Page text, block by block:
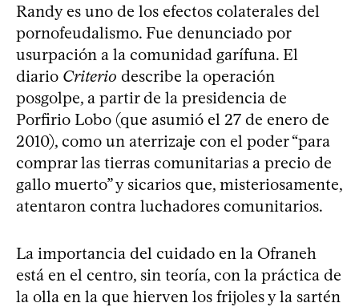
Randy es uno de los efectos colaterales del
pornofeudalismo. Fue denunciado por
usurpación a la comunidad garífuna. El
diario Criterio describe la operación
posgolpe, a partir de la presidencia de
Porfirio Lobo (que asumió el 27 de enero de
2010), como un aterrizaje con el poder “para
comprar las tierras comunitarias a precio de
gallo muerto” y sicarios que, misteriosamente,
atentaron contra luchadores comunitarios.
La importancia del cuidado en la Ofraneh
está en el centro, sin teoría, con la práctica de
la olla en la que hierven los frijoles y la sartén